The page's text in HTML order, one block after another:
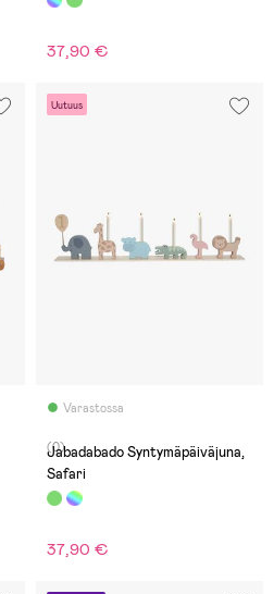
37,90 €
Uutuus
Varastossa
(0)
Jabadabado Syntymäpäiväjuna,
Safari
37,90 €